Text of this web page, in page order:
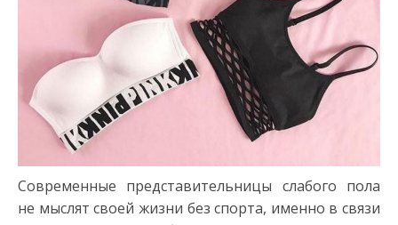
Современные представительницы слабого пола
не мыслят своей жизни без спорта, именно в связи